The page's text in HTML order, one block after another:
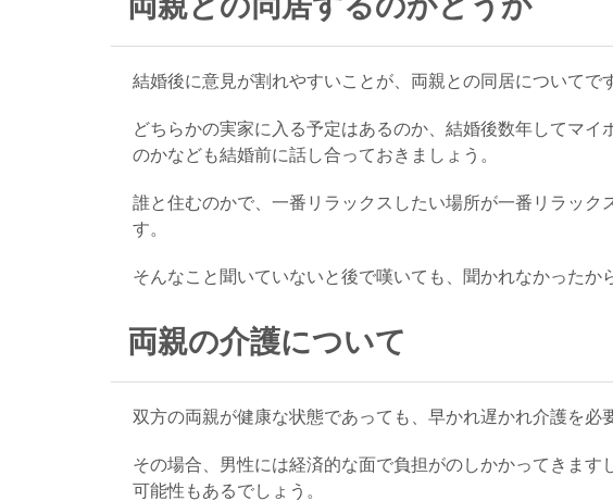
結婚後に意見が割れやすいことが、両親との同居についてで
どちらかの実家に入る予定はあるのか、結婚後数年してマ
のかなども結婚前に話し合っておきましょう。
誰と住むのかで、一番リラックスしたい場所が一番リラック
す。
そんなこと聞いていないと後で嘆いても、聞かれなかったか
両親の介護について
双方の両親が健康な状態であっても、早かれ遅かれ介護を必
その場合、男性には経済的な面で負担がのしかかってきま
可能性もあるでしょう。